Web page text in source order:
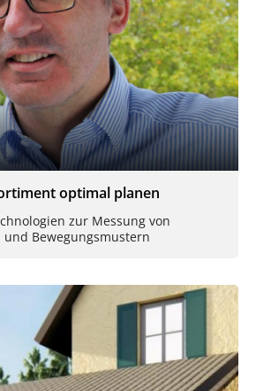
optimal planen
zur Messung von
Bewegungsmustern